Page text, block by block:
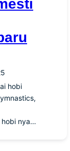
hobi
hobi nya…